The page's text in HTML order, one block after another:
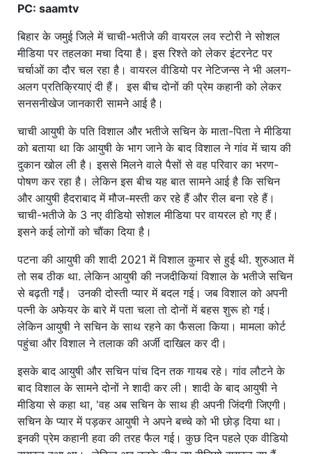
PC: saamtv
बिहार के जमुई जिले में चाची-भतीजे की वायरल लव स्टोरी ने सोशल
मीडिया पर तहलका मचा दिया है। इस रिश्ते को लेकर इंटरनेट पर
चर्चाओं का दौर चल रहा है। वायरल वीडियो पर नेटिजन्स ने भी अलग-
अलग प्रतिक्रियाएं दी हैं। इस बीच दोनों की प्रेम कहानी को लेकर
सनसनीखेज जानकारी सामने आई है।
चाची आयुषी के पति विशाल और भतीजे सचिन के माता-पिता ने मीडिया
को बताया था कि आयुषी के भाग जाने के बाद विशाल ने गांव में चाय की
दुकान खोल ली है। इससे मिलने वाले पैसों से वह परिवार का भरण-
पोषण कर रहा है। लेकिन इस बीच यह बात सामने आई है कि सचिन
और आयुषी हैदराबाद में मौज-मस्ती कर रहे हैं और रील बना रहे हैं।
चाची-भतीजे के 3 नए वीडियो सोशल मीडिया पर वायरल हो गए हैं।
इसने कई लोगों को चौंका दिया है।
पटना की आयुषी की शादी 2021 में विशाल कुमार से हुई थी. शुरुआत में
तो सब ठीक था. लेकिन आयुषी की नजदीकियां विशाल के भतीजे सचिन
से बढ़ती गईं। उनकी दोस्ती प्यार में बदल गई। जब विशाल को अपनी
पत्नी के अफेयर के बारे में पता चला तो दोनों में बहस शुरू हो गई।
लेकिन आयुषी ने सचिन के साथ रहने का फैसला किया। मामला कोर्ट
पहुंचा और विशाल ने तलाक की अर्जी दाखिल कर दी।
इसके बाद आयुषी और सचिन पांच दिन तक गायब रहे। गांव लौटने के
बाद विशाल के सामने दोनों ने शादी कर ली। शादी के बाद आयुषी ने
मीडिया से कहा था, 'वह अब सचिन के साथ ही अपनी जिंदगी जिएगी।
सचिन के प्यार में पड़कर आयुषी ने अपने बच्चे को भी छोड़ दिया था।
इनकी प्रेम कहानी हवा की तरह फैल गई। कुछ दिन पहले एक वीडियो